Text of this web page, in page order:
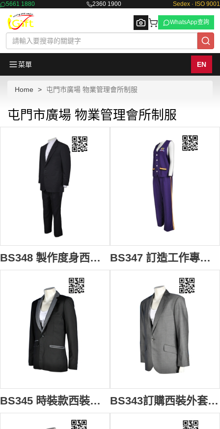
5661 1880 2360 1900 Sedex · ISO 9001
Browse
WhatsApp查詢
菜單 EN
Home 屯門市廣場 物業管理會所制服
屯門市廣場 物業管理會所制服
BS348 製作度身西裝款式 自訂男士西裝款式 訂做西裝款式 香港地產公司制服 物業管理 含羊毛西裝 西裝套裝 西裝製衣廠 保險從業員 保險地鋪制服 BS347 訂造工作專用制服 澳洲遊樂場 主題公園工作人員制服 馬甲背心 西裝背心 公司制服中心 庄荷制服 啤牌 西裝
BS345 時裝款西裝修身 訂購團體西裝 男西裝配搭 男西裝褸 行政西裝專門店 男士西裝供應商HK 西裝平肩線 BS343訂購西裝外套 男士西裝品牌 男西裝款式 西裝褸 袖長 訂造男西裝褸 西裝外套批發